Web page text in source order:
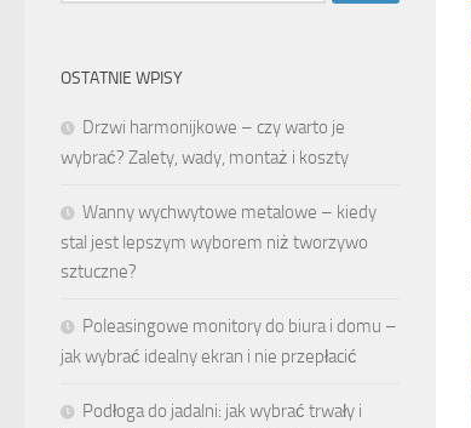
OSTATNIE WPISY
Drzwi harmonijkowe – czy warto je
wybrać? Zalety, wady, montaż i koszty
Wanny wychwytowe metalowe – kiedy
stal jest lepszym wyborem niż tworzywo
sztuczne?
Poleasingowe monitory do biura i domu –
jak wybrać idealny ekran i nie przepłacić
Podłoga do jadalni: jak wybrać trwały i